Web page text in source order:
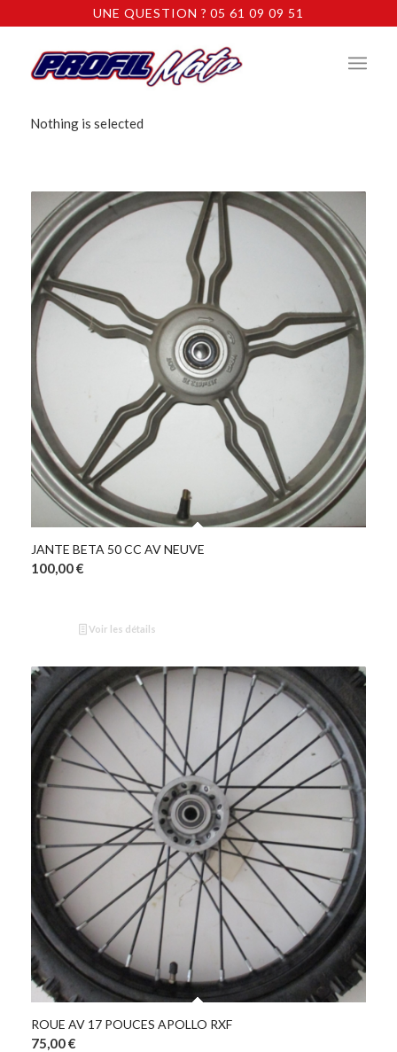
UNE QUESTION ? 05 61 09 09 51
Nothing is selected
JANTE BETA 50 CC AV NEUVE
100,00€
Voir les détails
ROUE AV 17 POUCES APOLLO RXF
75,00€